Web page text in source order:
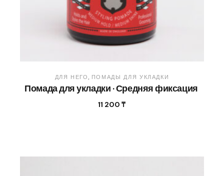
ДЛЯ НЕГО ПОМАДЫ ДЛЯ УКЛАДКИ
Помада для укладки · Средняя фиксация
11 200₸